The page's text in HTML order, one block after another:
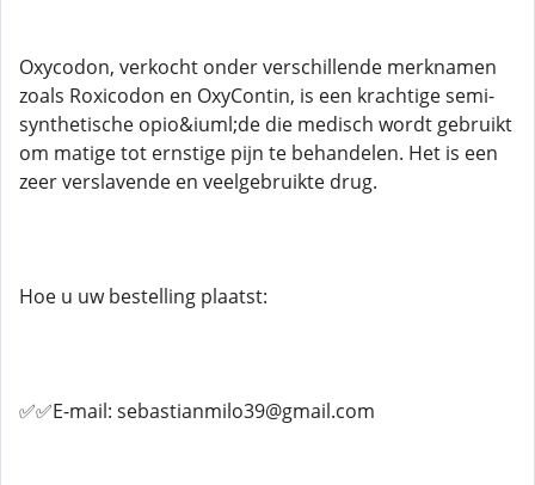
Oxycodon, verkocht onder verschillende merknamen
zoals Roxicodon en OxyContin, is een krachtige semi-
synthetische opio&iuml;de die medisch wordt gebruikt
om matige tot ernstige pijn te behandelen. Het is een
zeer verslavende en veelgebruikte drug.
Hoe u uw bestelling plaatst:
✅✅E-mail: sebastianmilo39@gmail.com